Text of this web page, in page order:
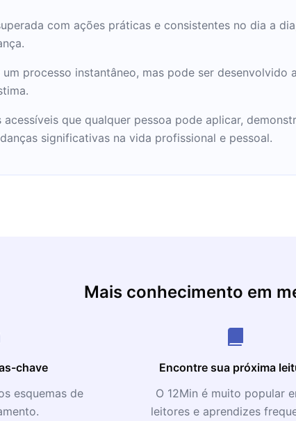
com ações práticas e consistentes no dia a
processo instantâneo, mas pode ser
que qualquer pessoa pode aplicar,
significativas na vida profissional e pessoal.
Mais conhecimento em
chave
esquemas de
Encontre sua próxima
O 12Min é muito popular
leitores e aprendizes